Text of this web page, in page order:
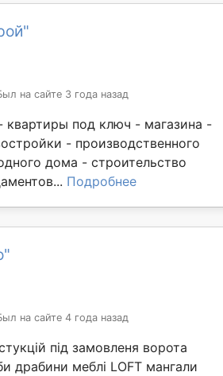
на сайте 3 года назад
квартиры под ключ - магазина -
- производственного
дома - строительство
Подробнее
на сайте 4 года назад
під замовленя ворота
драбини меблі LOFT мангали